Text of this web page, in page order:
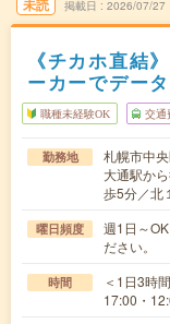
未読 掲載日 2026/07/27
《チカホ直結
ーカーでデー
職種未経験OK 交通
勤務地
札幌市中
大通駅か
歩5分／北
曜日頻度
週1日～
ださい。
時間
＜1日3時
17:00・